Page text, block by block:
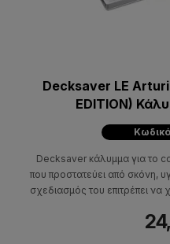
Decksaver LE
EDITION)
Decksaver κάλυμμα για τo
που προστατεύει από σκόνη,
σχεδιασμός του επιτρέπει